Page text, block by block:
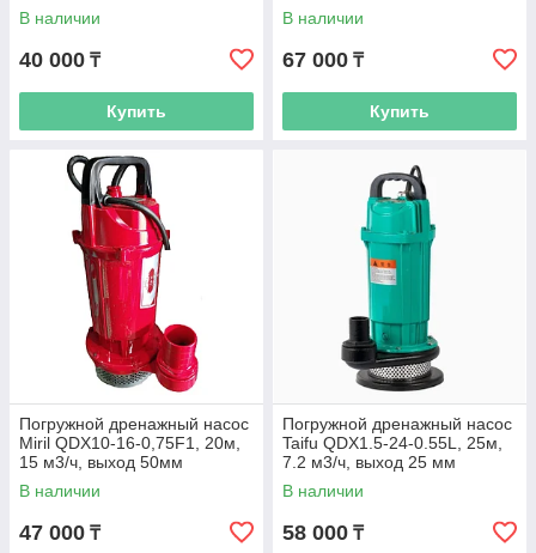
В наличии
40 000 ₸
Купить
В наличии
67 000 ₸
Купить
Погружной дренажный насос
Miril QDX10-16-0,75F1, 20м,
15 м3/ч, выход 50мм
В наличии
47 000 ₸
Погружной дренажный насос
Taifu QDX1.5-24-0.55L, 25м,
7.2 м3/ч, выход 25 мм
В наличии
58 000 ₸